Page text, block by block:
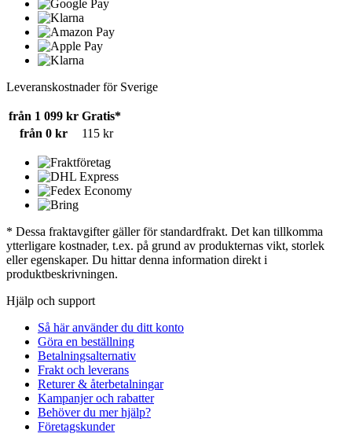
Leveranskostnader för Sverige
från 1 099 kr Gratis*
från 0 kr
115 kr
* Dessa fraktavgifter gäller för standardfrakt. Det kan tillkomma
ytterligare kostnader, t.ex. på grund av produkternas vikt, storlek
eller egenskaper. Du hittar denna information direkt i
produktbeskrivningen.
Hjälp och support
Så här använder du ditt konto
Göra en beställning
Betalningsalternativ
Frakt och leverans
Returer & återbetalningar
Kampanjer och rabatter
Behöver du mer hjälp?
Företagskunder